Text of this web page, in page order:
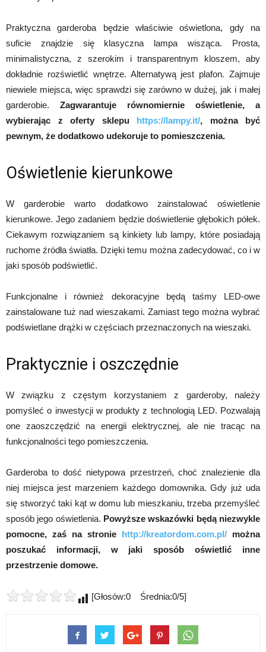
Praktyczna garderoba będzie właściwie oświetlona, gdy na
suficie znajdzie się klasyczna lampa wisząca. Prosta,
minimalistyczna, z szerokim i transparentnym kloszem, aby
dokładnie rozświetlić wnętrze. Alternatywą jest plafon. Zajmuje
niewiele miejsca, więc sprawdzi się zarówno w dużej, jak i małej
garderobie. Zagwarantuje równomiernie oświetlenie, a
wybierając z oferty sklepu https://lampy.it/, można być
pewnym, że dodatkowo udekoruje to pomieszczenia.
Oświetlenie kierunkowe
W garderobie warto dodatkowo zainstalować oświetlenie
kierunkowe. Jego zadaniem będzie doświetlenie głębokich półek.
Ciekawym rozwiązaniem są kinkiety lub lampy, które posiadają
ruchome źródła światła. Dzięki temu można zadecydować, co i w
jaki sposób podświetlić.
Funkcjonalne i również dekoracyjne będą taśmy LED-owe
zainstalowane tuż nad wieszakami. Zamiast tego można wybrać
podświetlane drążki w częściach przeznaczonych na wieszaki.
Praktycznie i oszczędnie
W związku z częstym korzystaniem z garderoby, należy
pomyśleć o inwestycji w produkty z technologią LED. Pozwalają
one zaoszczędzić na energii elektrycznej, ale nie tracąc na
funkcjonalności tego pomieszczenia.
Garderoba to dość nietypowa przestrzeń, choć znalezienie dla
niej miejsca jest marzeniem każdego domownika. Gdy już uda
się stworzyć taki kąt w domu lub mieszkaniu, trzeba przemyśleć
sposób jego oświetlenia. Powyższe wskazówki będą niezwykle
pomocne, zaś na stronie http://kreatordom.com.pl/ można
poszukać informacji, w jaki sposób oświetlić inne
przestrzenie domowe.
[Głosów:0 Średnia:0/5]